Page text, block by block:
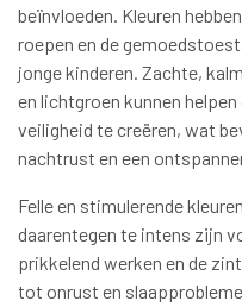
beïnvloeden. Kleuren
roepen en de
jonge kinderen. Zachte,
en lichtgroen kunnen
veiligheid te creëren, wat
nachtrust en een
Felle en stimulerende
daarentegen te intens zijn
prikkelend werken en de
tot onrust en